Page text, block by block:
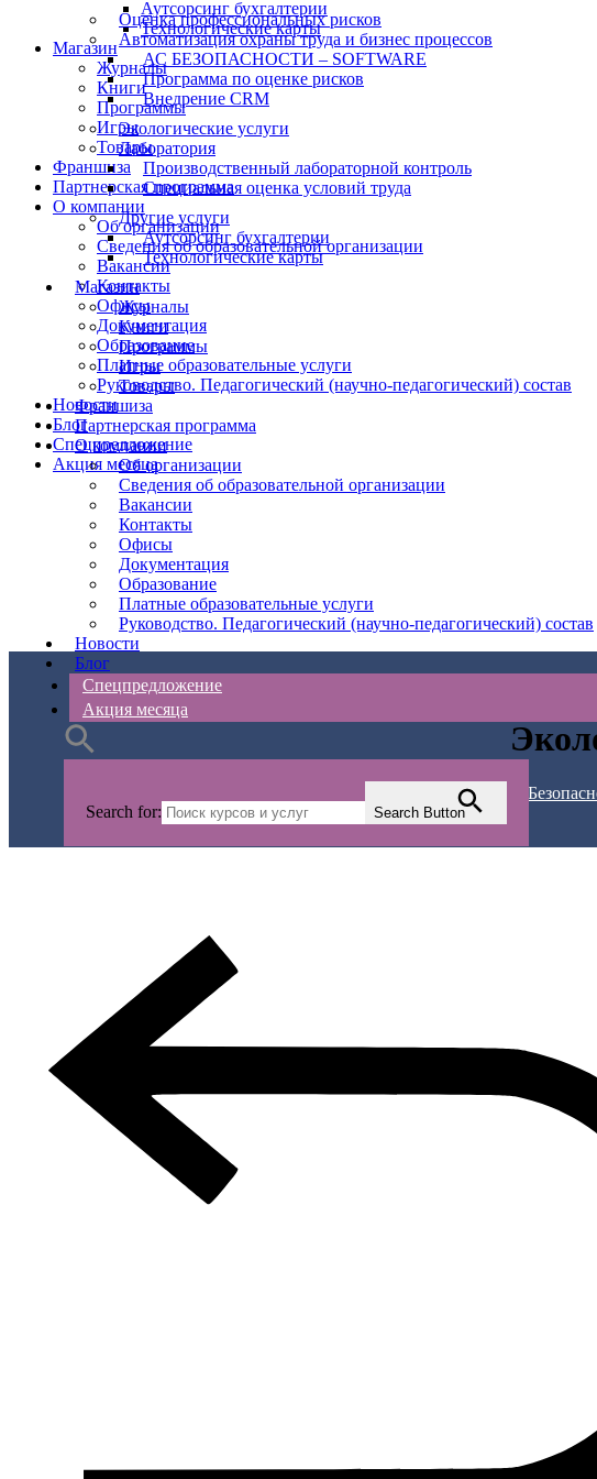
Аутсорсинг бухгалтерии
Технологические карты
Магазин
Журналы
Книги
Программы
Игры
Товары
Франшиза
Партнерская программа
О компании
Об организации
Сведения об образовательной организации
Вакансии
Контакты
Офисы
Документация
Образование
Платные образовательные услуги
Руководство. Педагогический (научно-педагогический) состав
Новости
Блог
Спецпредложение
Акция месяца
Оценка профессиональных рисков
Автоматизация охраны труда и бизнес процессов
АС БЕЗОПАСНОСТИ – SOFTWARE
Программа по оценке рисков
Внедрение CRM
Экологические услуги
Лаборатория
Производственный лабораторной контроль
Специальная оценка условий труда
Другие услуги
Аутсорсинг бухгалтерии
Технологические карты
Магазин
Журналы
Книги
Программы
Игры
Товары
Франшиза
Партнерская программа
О компании
Об организации
Сведения об образовательной организации
Вакансии
Контакты
Офисы
Документация
Образование
Платные образовательные услуги
Руководство. Педагогический (научно-педагогический) состав
Новости
Блог
Спецпредложение
Акция месяца
Search for: Search Button
АС